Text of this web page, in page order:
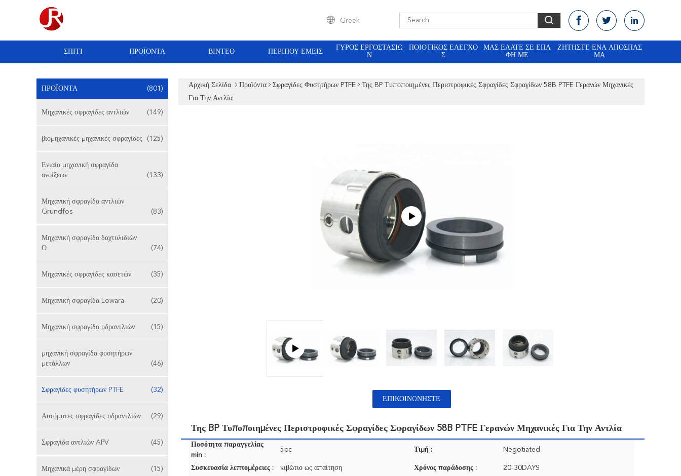
Greek
ΣΠΊΤΙ ΠΡΟΪΌΝΤΑ ΒΊΝΤΕΟ ΠΕΡΊΠΟΥ ΕΜΕΊΣ
ΓΎΡΟΣ ΕΡΓΟΣΤΑΣΊΩ
Ν
ΠΟΙΟΤΙΚΌΣ ΈΛΕΓΧΟ
Σ
ΜΑΣ ΕΛΆΤΕ ΣΕ ΕΠΑ
ΦΉ ΜΕ
ΖΗΤΉΣΤΕ ΈΝΑ ΑΠΌΣΠΑΣ
ΜΑ
ΠΡΟΪΌΝΤΑ (801)
Μηχανικές σφραγίδες αντλιών (149)
βιομηχανικές μηχανικές σφραγίδες (125)
Ενιαία μηχανική σφραγίδα
ανοίξεων
(133)
Μηχανική σφραγίδα αντλιών
Grundfos
(83)
Μηχανική σφραγίδα δαχτυλιδιών
Ο
(74)
Μηχανικές σφραγίδες κασετών (35)
Μηχανική σφραγίδα Lowara (20)
Μηχανική σφραγίδα υδραντλιών (15)
μηχανική σφραγίδα φυσητήρων
μετάλλων
(46)
Σφραγίδες φυσητήρων PTFE (32)
Αυτόματες σφραγίδες υδραντλιών (29)
Σφραγίδα αντλιών APV (45)
Μηχανικά μέρη σφραγίδων (15)
Αρχική Σελίδα Προϊόντα Σφραγίδες Φυσητήρων PTFE
Της BP Τυποποιημένες Περιστροφικές Σφραγίδες Σφραγίδων 58B PTFE Γερανών Μηχανικές
Για Την Αντλία
ΕΠΙΚΟΙΝΩΝΉΣΤΕ
Της BP Τυποποιημένες Περιστροφικές Σφραγίδες Σφραγίδων 58B PTFE Γερανών Μηχανικές Για Την Αντλία
Ποσότητα παραγγελίας
min :
5pc Τιμή : Negotiated
Συσκευασία λεπτομέρειες : κιβώτιο ως απαίτηση Χρόνος παράδοσης : 20-30DAYS